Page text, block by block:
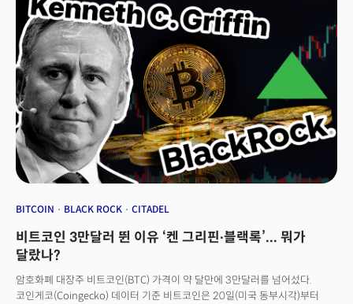
BITCOIN BLACK ROCK CITADEL
비트코인 3만달러 뛴 이유 ‘켄 그리핀∙블랙록’... 뭐가
달랐나?
암호화폐 대장주 비트코인(BTC) 가격이 약 달만에 3만달러를 넘어섰다.
코인게코(Coingecko) 데이터 기준 비트코인은 20일(미국 동부시각)부터